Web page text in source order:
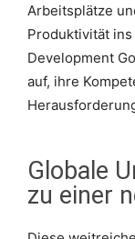
Arbeitsplätze
Produktivität
Development
auf, ihre
Globale
zu einer